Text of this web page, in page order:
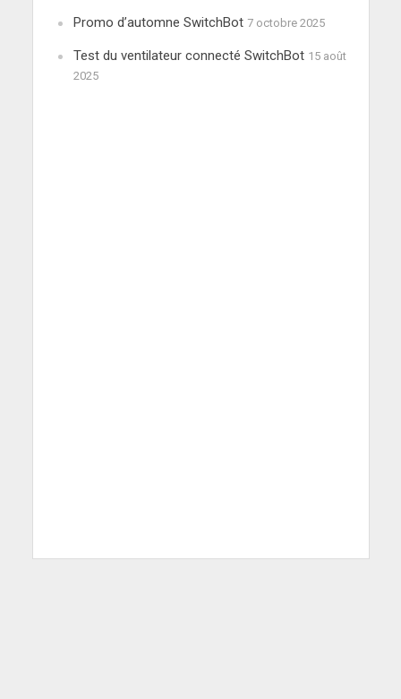
Promo d’automne SwitchBot 7 octobre 2025
Test du ventilateur connecté SwitchBot 15 août
2025